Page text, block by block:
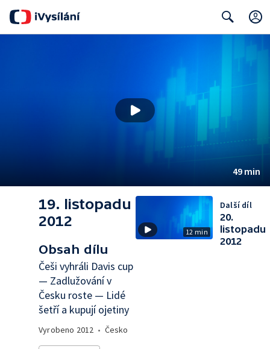
49 min
19. listopadu
2012
Obsah dílu
Češi vyhráli Davis cup
— Zadlužování v
Česku roste — Lidé
šetří a kupují ojetiny
Vyrobeno 2012 • Česko
12 min
Další díl
20.
listopadu
2012